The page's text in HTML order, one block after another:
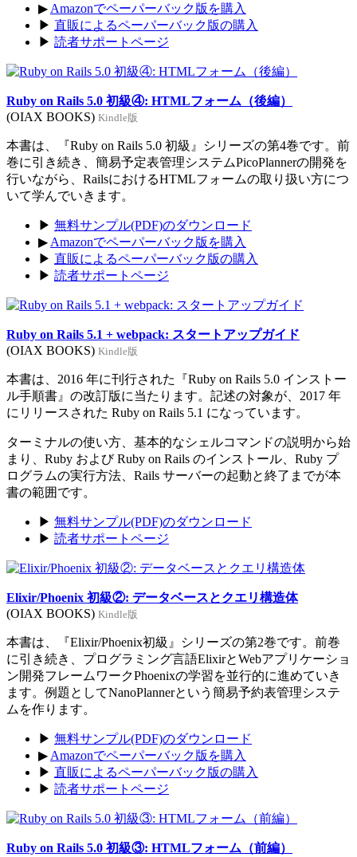
▶ Amazonでペーパーバック版を購入
▶ 直販によるペーパーバック版の購入
▶ 読者サポートページ
Ruby on Rails 5.0 初級④: HTMLフォーム（後編）
(OIAX BOOKS) Kindle版
本書は、『Ruby on Rails 5.0 初級』シリーズの第4巻です。前
巻に引き続き、簡易予定表管理システムPicoPlannerの開発を
行いながら、RailsにおけるHTMLフォームの取り扱い方につ
いて学んでいきます。
▶ 無料サンプル(PDF)のダウンロード
▶ Amazonでペーパーバック版を購入
▶ 直販によるペーパーバック版の購入
▶ 読者サポートページ
Ruby on Rails 5.1 + webpack: スタートアップガイド
(OIAX BOOKS) Kindle版
本書は、2016 年に刊行された『Ruby on Rails 5.0 インストー
ル手順書』の改訂版に当たります。記述の対象が、2017 年
にリリースされた Ruby on Rails 5.1 になっています。
ターミナルの使い方、基本的なシェルコマンドの説明から始
まり、Ruby および Ruby on Rails のインストール、Ruby プ
ログラムの実行方法、Rails サーバーの起動と終了までが本
書の範囲です。
▶ 無料サンプル(PDF)のダウンロード
▶ 読者サポートページ
Elixir/Phoenix 初級②: データベースとクエリ構造体
(OIAX BOOKS) Kindle版
本書は、『Elixir/Phoenix初級』シリーズの第2巻です。前巻
に引き続き、プログラミング言語ElixirとWebアプリケーショ
ン開発フレームワークPhoenixの学習を並行的に進めていき
ます。例題としてNanoPlannerという簡易予約表管理システ
ムを作ります。
▶ 無料サンプル(PDF)のダウンロード
▶ Amazonでペーパーバック版を購入
▶ 直販によるペーパーバック版の購入
▶ 読者サポートページ
Ruby on Rails 5.0 初級③: HTMLフォーム（前編）